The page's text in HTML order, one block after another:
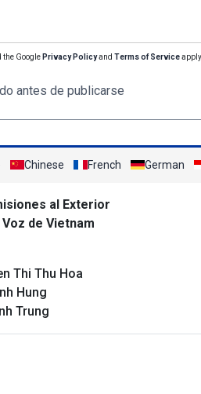
the Google Privacy Policyand Terms of Serviceapply.
antes de publicarse
Chinese French German
al Exterior
Voz de Vietnam
Thi Thu Hoa
Hung
Trung